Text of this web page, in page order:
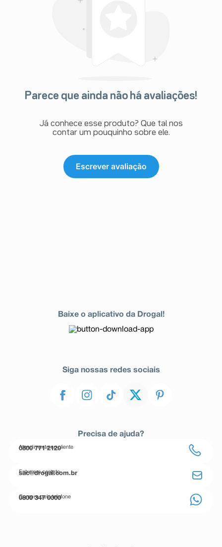
Parece que ainda não há avaliações!
Já conhece esse produto? Que tal nos
contar um pouquinho sobre ele.
Escrever avaliação
Baixe o aplicativo da Drogal!
Siga nossas redes sociais
Precisa de ajuda?
Atendimento ao cliente
0800 771 2120
Entre em contato
sac@drogal.com.br
Compre pelo telefone
0800 347 0000